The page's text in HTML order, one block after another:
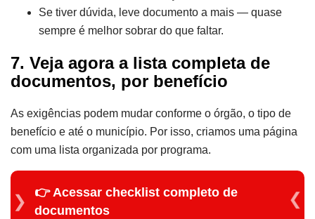
Se tiver dúvida, leve documento a mais — quase
sempre é melhor sobrar do que faltar.
7. Veja agora a lista completa de
documentos, por benefício
As exigências podem mudar conforme o órgão, o tipo de
benefício e até o município. Por isso, criamos uma página
com uma lista organizada por programa.
👉 Acessar checklist completo de
documentos